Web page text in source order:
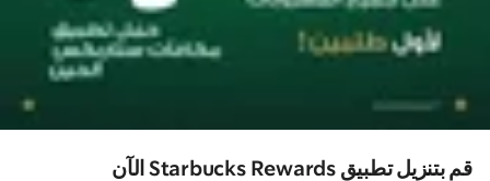
قم بتنزيل تطبيق Starbucks Rewards الآن